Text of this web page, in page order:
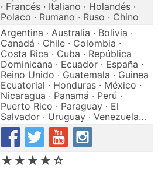
· Francés · Italiano · Holandés ·
Polaco · Rumano · Ruso · Chino
Argentina · Australia · Bolivia ·
Canadá · Chile · Colombia ·
Costa Rica · Cuba · República
Dominicana · Ecuador · España ·
Reino Unido · Guatemala · Guinea
Ecuatorial · Honduras · México ·
Nicaragua · Panamá · Perú ·
Puerto Rico · Paraguay · El
Salvador · Uruguay · Venezuela…
★★★★☆